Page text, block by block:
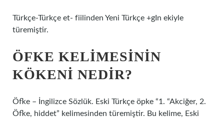
Türkçe-Türkçe et- fiilinden Yeni Türkçe +gIn ekiyle
türemiştir.
ÖFKE KELIMESININ
KÖKENI NEDIR?
Öfke – İngilizce Sözlük. Eski Türkçe öpke “1. “Akciğer, 2.
Öfke, hiddet” kelimesinden türemiştir. Bu kelime, Eski